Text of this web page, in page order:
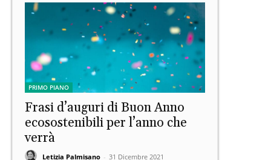
PRIMO PIANO
Frasi d’auguri di Buon Anno
ecosostenibili per l’anno che
verrà
Letizia Palmisano - 31 Dicembre 2021